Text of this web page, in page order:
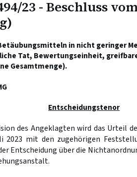
23 - Beschluss
in nicht geringer
Tat, Bewertungseinheit,
Gesamtmenge).
Entscheidungstenor
des Angeklagten wird das Urteil
2023 mit den zugehörigen
Entscheidung über die